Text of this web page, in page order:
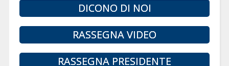
DICONO DI NOI
RASSEGNA VIDEO
RASSEGNA PRESIDENTE